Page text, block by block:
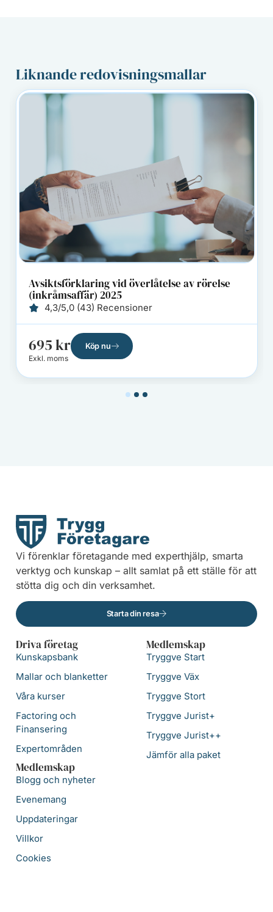
Liknande redovisningsmallar
Processbeskrivning Emission av
Publikt AB
4,3/5,0 (43) Recensioner
495kr
Exkl. moms
Vi förenklar företagande med experthjälp, smarta
verktyg och kunskap – allt samlat på ett ställe för att
stötta dig och din verksamhet.
Starta din resa
Driva företag
Kunskapsbank
Mallar och blanketter
Våra kurser
Factoring och
Finansering
Expertområden
Medlemskap
Tryggve Start
Tryggve Väx
Tryggve Stort
Tryggve Jurist+
Tryggve Jurist++
Jämför alla paket
Medlemskap
Blogg och nyheter
Evenemang
Uppdateringar
Villkor
Cookies